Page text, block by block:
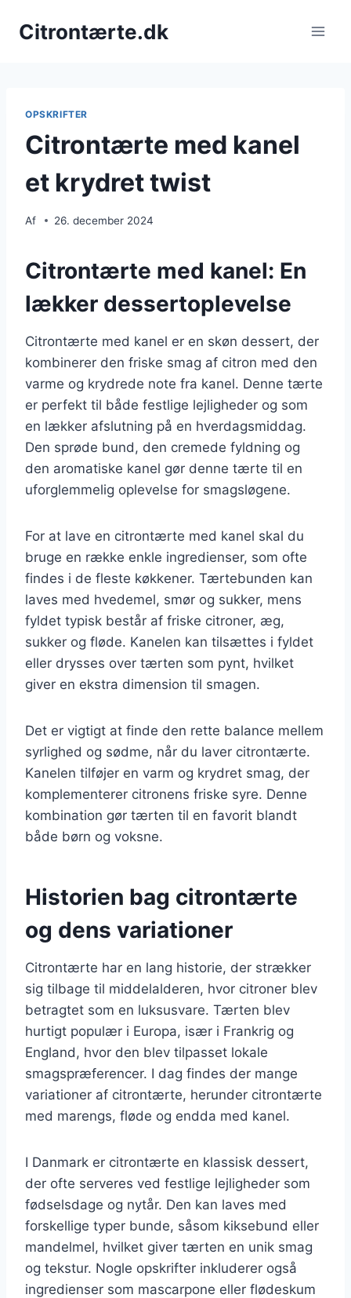
Citrontærte.dk
OPSKRIFTER
Citrontærte med kanel
et krydret twist
Af 26. december 2024
Citrontærte med kanel: En
lækker dessertoplevelse
Citrontærte med kanel er en skøn dessert, der
kombinerer den friske smag af citron med den
varme og krydrede note fra kanel. Denne tærte
er perfekt til både festlige lejligheder og som
en lækker afslutning på en hverdagsmiddag.
Den sprøde bund, den cremede fyldning og
den aromatiske kanel gør denne tærte til en
uforglemmelig oplevelse for smagsløgene.
For at lave en citrontærte med kanel skal du
bruge en række enkle ingredienser, som ofte
findes i de fleste køkkener. Tærtebunden kan
laves med hvedemel, smør og sukker, mens
fyldet typisk består af friske citroner, æg,
sukker og fløde. Kanelen kan tilsættes i fyldet
eller drysses over tærten som pynt, hvilket
giver en ekstra dimension til smagen.
Det er vigtigt at finde den rette balance mellem
syrlighed og sødme, når du laver citrontærte.
Kanelen tilføjer en varm og krydret smag, der
komplementerer citronens friske syre. Denne
kombination gør tærten til en favorit blandt
både børn og voksne.
Historien bag citrontærte
og dens variationer
Citrontærte har en lang historie, der strækker
sig tilbage til middelalderen, hvor citroner blev
betragtet som en luksusvare. Tærten blev
hurtigt populær i Europa, især i Frankrig og
England, hvor den blev tilpasset lokale
smagspræferencer. I dag findes der mange
variationer af citrontærte, herunder citrontærte
med marengs, fløde og endda med kanel.
I Danmark er citrontærte en klassisk dessert,
der ofte serveres ved festlige lejligheder som
fødselsdage og nytår. Den kan laves med
forskellige typer bunde, såsom kiksebund eller
mandelmel, hvilket giver tærten en unik smag
og tekstur. Nogle opskrifter inkluderer også
ingredienser som mascarpone eller flødeskum